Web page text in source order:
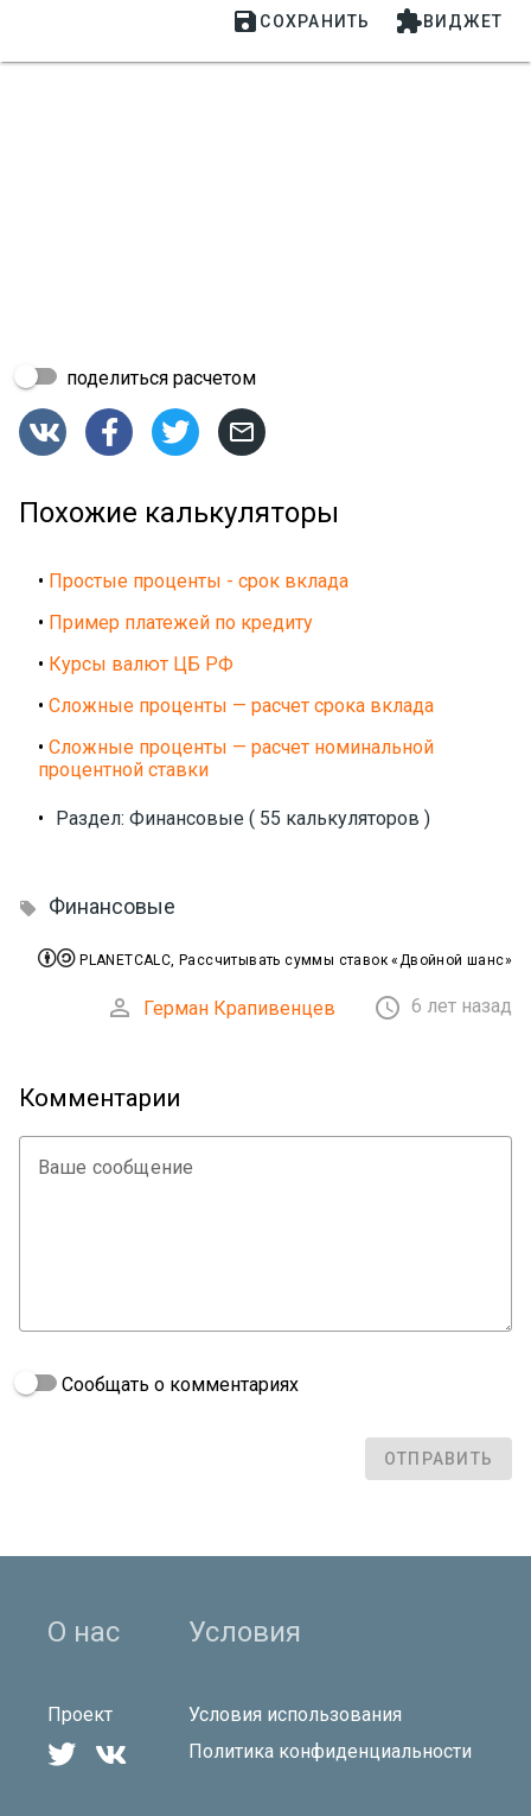
 СОХРАНИТЬ ВИДЖЕТ
поделиться расчетом
   
Похожие калькуляторы
• Простые проценты - срок вклада
• Пример платежей по кредиту
• Курсы валют ЦБ РФ
• Сложные проценты — расчет срока вклада
• Сложные проценты — расчет номинальной
процентной ставки
• Раздел: Финансовые ( 55 калькуляторов )
 Финансовые
PLANETCALC, Рассчитывать суммы ставок «Двойной шанс»
 Герман Крапивенцев  6 лет назад
Комментарии
Ваше сообщение
Сообщать о комментариях
ОТПРАВИТЬ
О нас
Проект
 
Условия
Условия использования
Политика конфиденциальности